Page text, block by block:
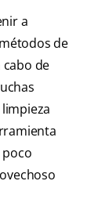
a
de
de
poco